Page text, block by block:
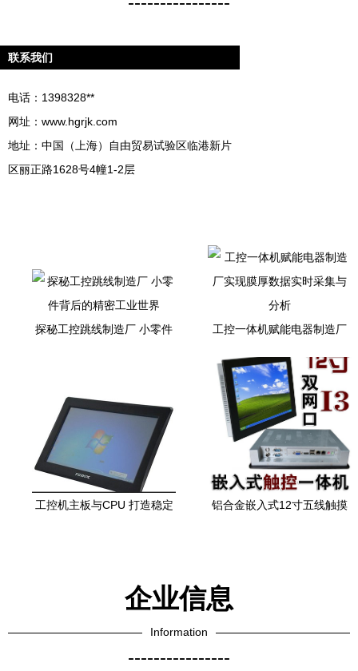
联系我们
电话：1398328**
网址： www.hgrjk.com
地址：中国（上海）自由贸易试验区临港新片
区丽正路1628号4幢1-2层
探秘工控跳线制造厂 小零件
工控一体机赋能电器制造厂
析
工控机主板与CPU 打造稳定
铝合金嵌入式12寸五线触摸
企业信息
Information
----------------